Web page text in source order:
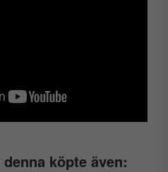
köpte även: